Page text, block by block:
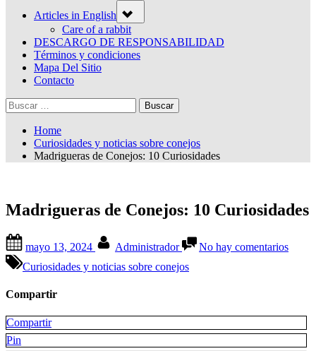
Articles in English
sub-
menu
Care of a rabbit
DESCARGO DE RESPONSABILIDAD
Términos y condiciones
Mapa Del Sitio
Contacto
Buscar:
Home
Curiosidades y noticias sobre conejos
Madrigueras de Conejos: 10 Curiosidades
Madrigueras de Conejos: 10 Curiosidades
on
mayo 13, 2024 Administrador No hay comentarios
Curiosidades y noticias sobre conejos
Compartir
Compartir
Pin